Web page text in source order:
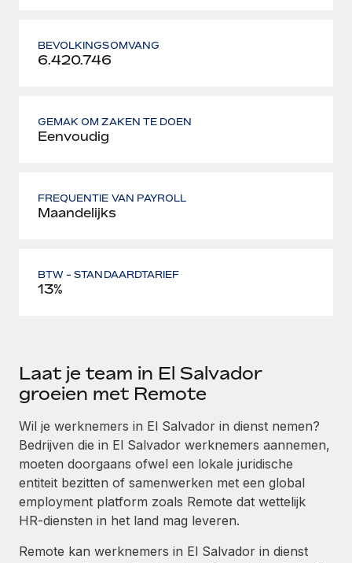
BEVOLKINGSOMVANG
6.420.746
GEMAK OM ZAKEN TE DOEN
Eenvoudig
FREQUENTIE VAN PAYROLL
Maandelijks
BTW - STANDAARDTARIEF
13%
Laat je team in El Salvador
groeien met Remote
Wil je werknemers in El Salvador in dienst nemen?
Bedrijven die in El Salvador werknemers aannemen,
moeten doorgaans ofwel een lokale juridische
entiteit bezitten of samenwerken met een global
employment platform zoals Remote dat wettelijk
HR-diensten in het land mag leveren.
Remote kan werknemers in El Salvador in dienst